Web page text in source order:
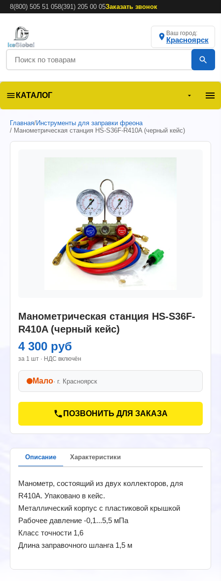
8(800) 505 51 058(391) 205 00 05Заказать звонок
Ваш город:
Красноярск
КАТАЛОГ
Главная/Инструменты для заправки фреона
/ Манометрическая станция HS-S36F-R410A (черный кейс)
Манометрическая станция HS-S36F-
R410A (черный кейс)
4 300 руб
за 1 шт · НДС включён
Мало· г. Красноярск
ПОЗВОНИТЬ ДЛЯ ЗАКАЗА
Описание Характеристики
Манометр, состоящий из двух коллекторов, для
R410A. Упаковано в кейс.
Металлический корпус с пластиковой крышкой
Рабочее давление -0,1...5,5 мПа
Класс точности 1,6
Длина заправочного шланга 1,5 м